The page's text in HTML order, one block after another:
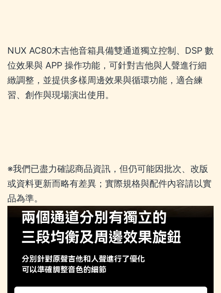
NUX AC80木吉他音箱具備雙通道獨立控制、DSP 數
位效果與 APP 操作功能，可針對吉他與人聲進行細
緻調整，並提供多樣周邊效果與循環功能，適合練
習、創作與現場演出使用。
※我們已盡力確認商品資訊，但仍可能因批次、改版
或資料更新而略有差異；實際規格與配件內容請以實
品為準。